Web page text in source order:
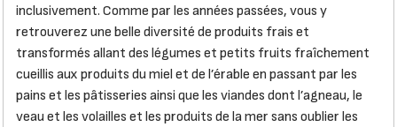
inclusivement. Comme par les années passées, vous y
retrouverez une belle diversité de produits frais et
transformés allant des légumes et petits fruits fraîchement
cueillis aux produits du miel et de l’érable en passant par les
pains et les pâtisseries ainsi que les viandes dont l’agneau, le
veau et les volailles et les produits de la mer sans oublier les